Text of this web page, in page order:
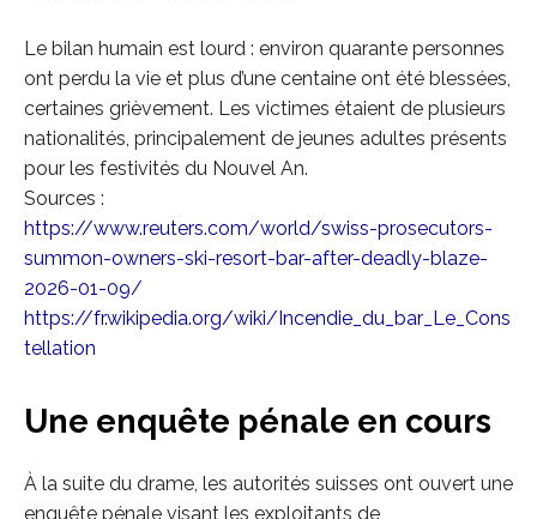
Le bilan humain est lourd : environ quarante personnes
ont perdu la vie et plus d’une centaine ont été blessées,
certaines grièvement. Les victimes étaient de plusieurs
nationalités, principalement de jeunes adultes présents
pour les festivités du Nouvel An.
Sources :
https://www.reuters.com/world/swiss-prosecutors-
summon-owners-ski-resort-bar-after-deadly-blaze-
2026-01-09/
https://fr.wikipedia.org/wiki/Incendie_du_bar_Le_Cons
tellation
Une enquête pénale en cours
À la suite du drame, les autorités suisses ont ouvert une
enquête pénale visant les exploitants de